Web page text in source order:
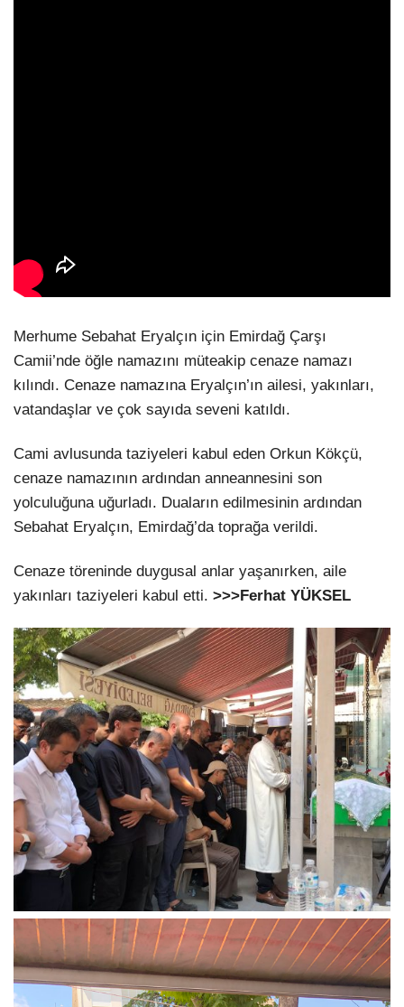
Merhume Sebahat Eryalçın için Emirdağ Çarşı
Camii’nde öğle namazını müteakip cenaze namazı
kılındı. Cenaze namazına Eryalçın’ın ailesi, yakınları,
vatandaşlar ve çok sayıda seveni katıldı.
Cami avlusunda taziyeleri kabul eden Orkun Kökçü,
cenaze namazının ardından anneannesini son
yolculuğuna uğurladı. Duaların edilmesinin ardından
Sebahat Eryalçın, Emirdağ’da toprağa verildi.
Cenaze töreninde duygusal anlar yaşanırken, aile
yakınları taziyeleri kabul etti. >>>Ferhat YÜKSEL